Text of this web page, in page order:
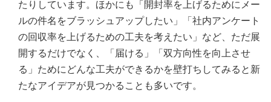
たりしています。ほかにも「開封率を上げるためにメー
ルの件名をブラッシュアップしたい」「社内アンケート
の回収率を上げるための工夫を考えたい」など、ただ展
開するだけでなく、「届ける」「双方向性を向上させ
る」ためにどんな工夫ができるかを壁打ちしてみると新
たなアイデアが見つかることも多いです。